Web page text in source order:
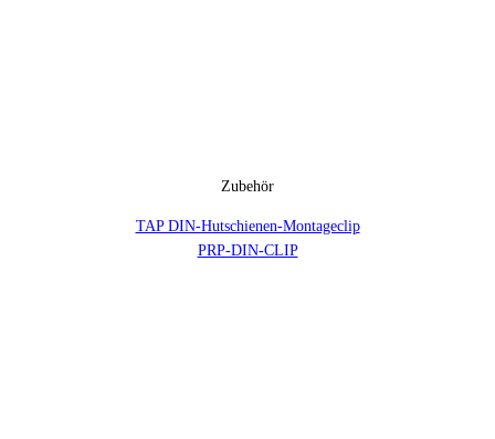
Zubehör
TAP DIN-Hutschienen-Montageclip
PRP-DIN-CLIP